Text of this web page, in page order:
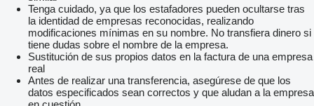
Tenga cuidado, ya que los estafadores pueden ocultarse tras
la identidad de empresas reconocidas, realizando
modificaciones mínimas en su nombre. No transfiera dinero si
tiene dudas sobre el nombre de la empresa.
Sustitución de sus propios datos en la factura de una empresa
real
Antes de realizar una transferencia, asegúrese de que los
datos especificados sean correctos y que aludan a la empresa